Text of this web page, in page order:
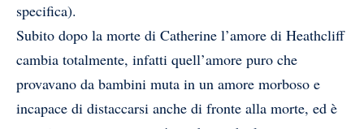
specifica).
Subito dopo la morte di Catherine l’amore di Heathcliff
cambia totalmente, infatti quell’amore puro che
provavano da bambini muta in un amore morboso e
incapace di distaccarsi anche di fronte alla morte, ed è